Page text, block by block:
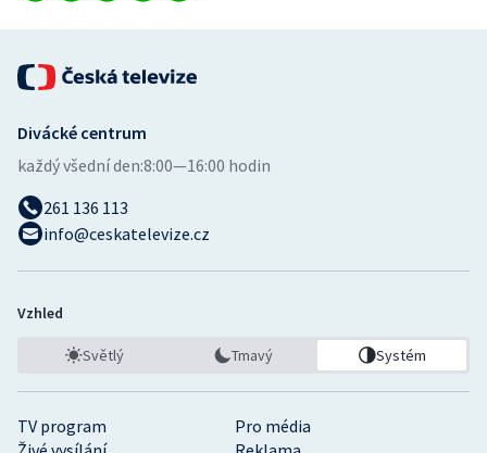
TV program
Pro média
Divácké centrum
každý všední den:8:00—16:00 hodin
261 136 113
info@ceskatelevize.cz
Vzhled
Světlý Tmavý Systém